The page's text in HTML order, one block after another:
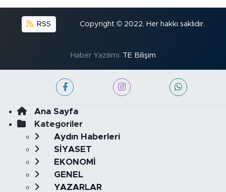
RSS Copyright © 2022. Her hakkı saklıdır.
Haber Yazılımı: TE Bilişim
Ana Sayfa
Kategoriler
Aydın Haberleri
SİYASET
EKONOMİ
GENEL
YAZARLAR